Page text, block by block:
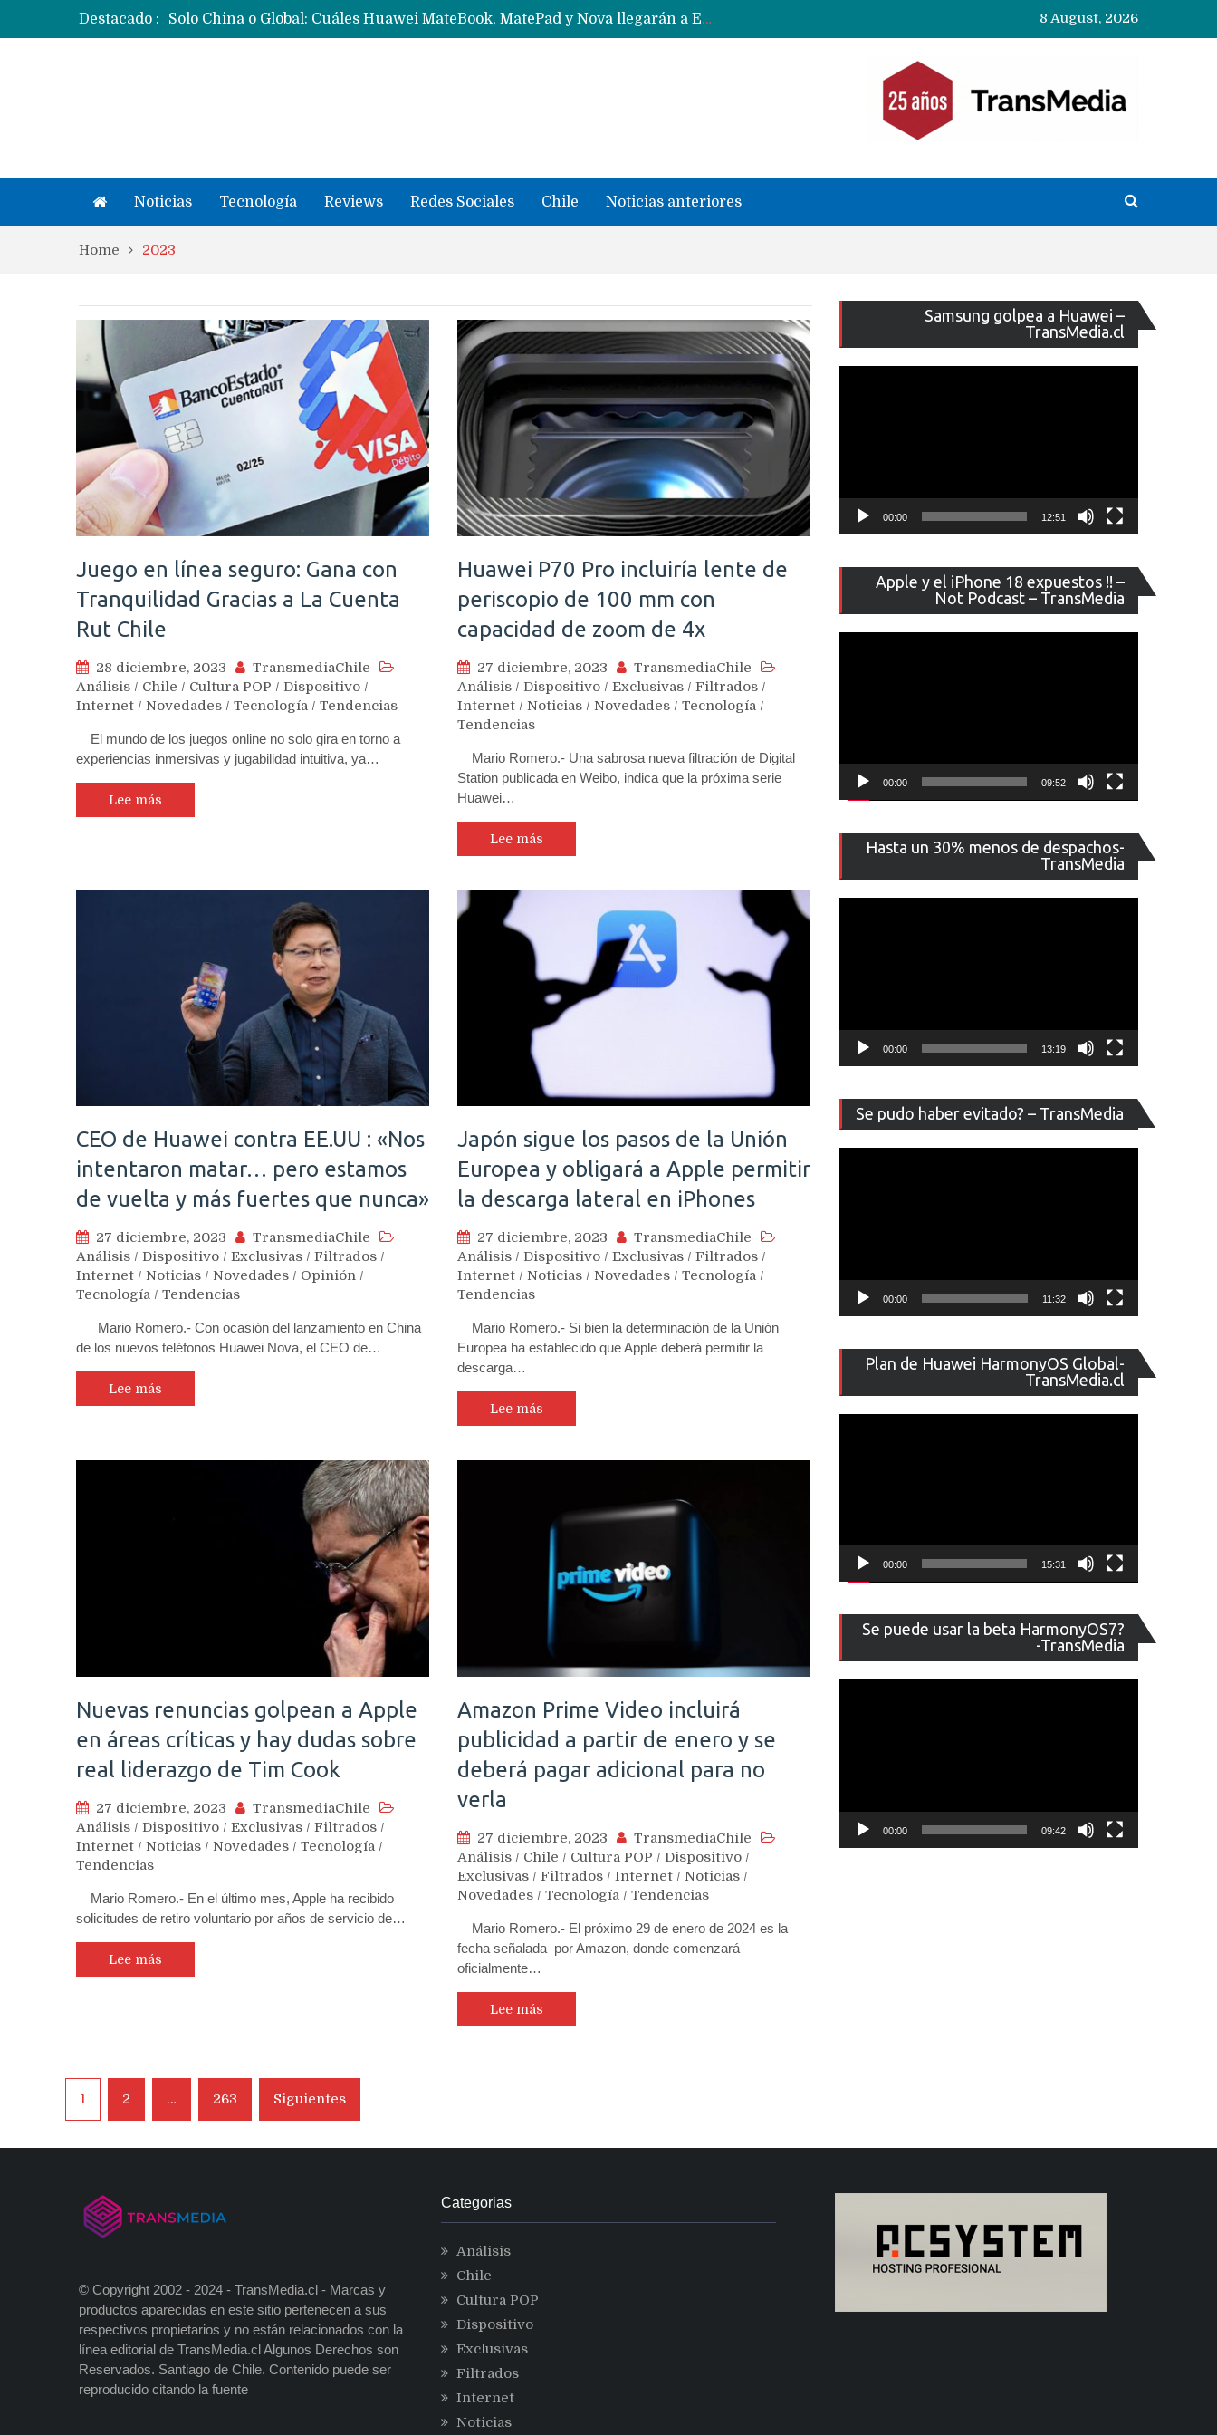
Destacado :
Data Centers de Huawei en Chile, México, Brasil,Perú y Argentina podrían verse afectados por arremetida de EE.UU
8 August, 2026
Noticias Tecnología Reviews Redes Sociales Chile Noticias anteriores
Home 2023
Juego en línea seguro: Gana con
Tranquilidad Gracias a La Cuenta
Rut Chile
28 diciembre, 2023
TransmediaChile
Análisis / Chile / Cultura POP / Dispositivo /
Internet / Novedades / Tecnología / Tendencias
El mundo de los juegos online no solo gira en torno a
experiencias inmersivas y jugabilidad intuitiva, ya…
Lee más
Huawei P70 Pro incluiría lente de
periscopio de 100 mm con
capacidad de zoom de 4x
27 diciembre, 2023
TransmediaChile
Análisis / Dispositivo / Exclusivas / Filtrados /
Internet / Noticias / Novedades / Tecnología /
Tendencias
Mario Romero.- Una sabrosa nueva filtración de Digital
Station publicada en Weibo, indica que la próxima serie
Huawei…
Lee más
CEO de Huawei contra EE.UU : «Nos
intentaron matar… pero estamos
de vuelta y más fuertes que nunca»
27 diciembre, 2023
TransmediaChile
Análisis / Dispositivo / Exclusivas / Filtrados /
Internet / Noticias / Novedades / Opinión /
Tecnología / Tendencias
Mario Romero.- Con ocasión del lanzamiento en China
de los nuevos teléfonos Huawei Nova, el CEO de…
Lee más
Japón sigue los pasos de la Unión
Europea y obligará a Apple permitir
la descarga lateral en iPhones
27 diciembre, 2023
TransmediaChile
Análisis / Dispositivo / Exclusivas / Filtrados /
Internet / Noticias / Novedades / Tecnología /
Tendencias
Mario Romero.- Si bien la determinación de la Unión
Europea ha establecido que Apple deberá permitir la
descarga…
Lee más
Nuevas renuncias golpean a Apple
en áreas críticas y hay dudas sobre
real liderazgo de Tim Cook
27 diciembre, 2023
TransmediaChile
Análisis / Dispositivo / Exclusivas / Filtrados /
Internet / Noticias / Novedades / Tecnología /
Tendencias
Mario Romero.- En el último mes, Apple ha recibido
solicitudes de retiro voluntario por años de servicio de…
Lee más
Amazon Prime Video incluirá
publicidad a partir de enero y se
deberá pagar adicional para no
verla
27 diciembre, 2023
TransmediaChile
Análisis / Chile / Cultura POP / Dispositivo /
Exclusivas / Filtrados / Internet / Noticias /
Novedades / Tecnología / Tendencias
Mario Romero.- El próximo 29 de enero de 2024 es la
fecha señalada por Amazon, donde comenzará
oficialmente…
Lee más
Navegación
de
entradas
1 2 … 263 Siguientes
Samsung golpea a Huawei –
TransMedia.cl
de
vídeo
00:00 12:51
Apple y el iPhone 18 expuestos !! –
Not Podcast – TransMedia
de
vídeo
00:00 09:52
Hasta un 30% menos de despachos-
TransMedia
de
vídeo
00:00 13:19
Se pudo haber evitado? – TransMedia
de
vídeo
00:00 11:32
Plan de Huawei HarmonyOS Global-
TransMedia.cl
de
vídeo
00:00 15:31
Se puede usar la beta HarmonyOS7?
-TransMedia
de
vídeo
00:00 09:42
© Copyright 2002 - 2024 - TransMedia.cl - Marcas y
productos aparecidas en este sitio pertenecen a sus
respectivos propietarios y no están relacionados con la
línea editorial de TransMedia.cl Algunos Derechos son
Reservados. Santiago de Chile. Contenido puede ser
reproducido citando la fuente
Categorias
Análisis
Chile
Cultura POP
Dispositivo
Exclusivas
Filtrados
Internet
Noticias